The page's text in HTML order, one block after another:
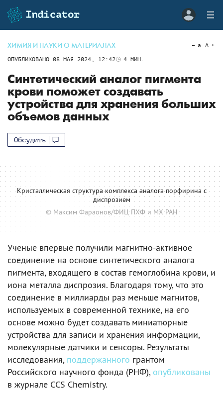
ХИМИЯ И НАУКИ О МАТЕРИАЛАХ
ОПУБЛИКОВАНО 08 МАЯ 2024, 12:42 4 МИН.
a A
Синтетический аналог пигмента
крови поможет создавать
устройства для хранения больших
объемов данных
Обсудить
Кристаллическая структура комплекса аналога порфирина с
диспрозием
© Максим Фараонов/ФИЦ ПХФ и МХ РАН
Ученые впервые получили магнитно-активное
соединение на основе синтетического аналога
пигмента, входящего в состав гемоглобина крови, и
иона металла диспрозия. Благодаря тому, что это
соединение в миллиарды раз меньше магнитов,
используемых в современной технике, на его
основе можно будет создавать миниатюрные
устройства для записи и хранения информации,
молекулярные датчики и сенсоры. Результаты
исследования, поддержанного грантом
Российского научного фонда (РНФ), опубликованы
в журнале CCS Chemistry.